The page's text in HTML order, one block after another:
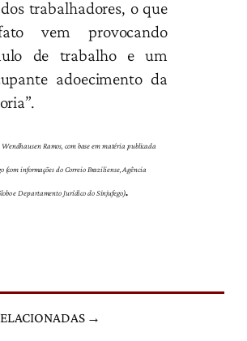
trabalhadores, o que
vem provocando
de trabalho e um
adoecimento da
Wendhausen Ramos, com base em matéria publicada
(com informações do Correio Braziliense, Agência
e Departamento Jurídico do Sinjufego).
→